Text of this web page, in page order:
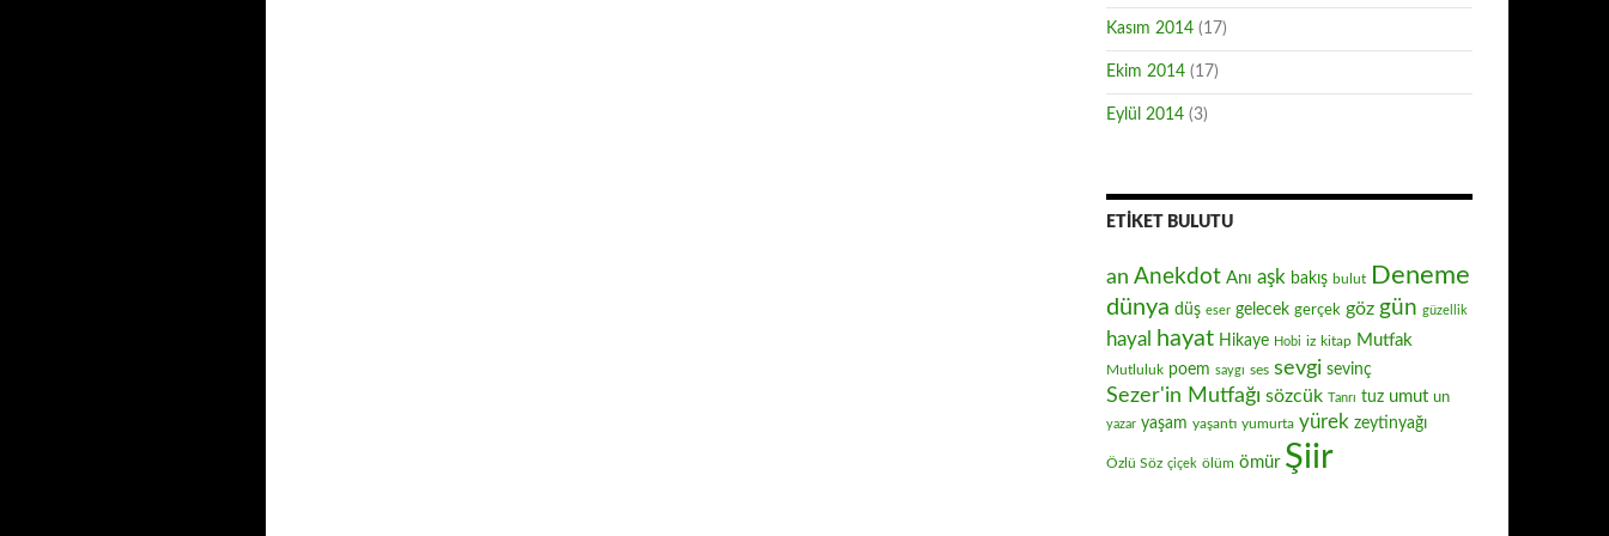
Kasım 2014 (17)
Ekim 2014 (17)
Eylül 2014 (3)
ETIKET BULUTU
an Anekdot Anı aşk bakış bulut Deneme
dünya düş eser gelecek gerçek göz gün güzellik
hayal hayat Hikaye Hobi iz kitap Mutfak
Mutluluk poem saygı ses sevgi sevinç
Sezer'in Mutfağı sözcük Tanrı tuz umut un
yazar yaşam yaşantı yumurta yürek zeytinyağı
Özlü Söz çiçek ölüm ömür Şiir